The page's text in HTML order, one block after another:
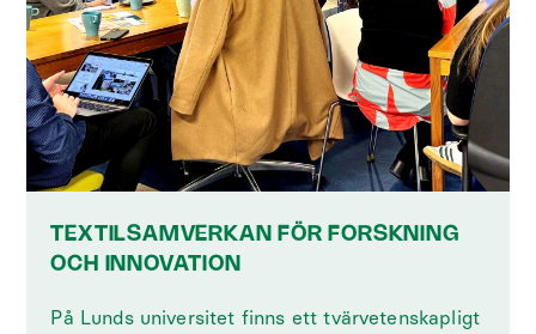
TEXTILSAMVERKAN FÖR FORSKNING
OCH INNOVATION
På Lunds universitet finns ett tvärvetenskapligt